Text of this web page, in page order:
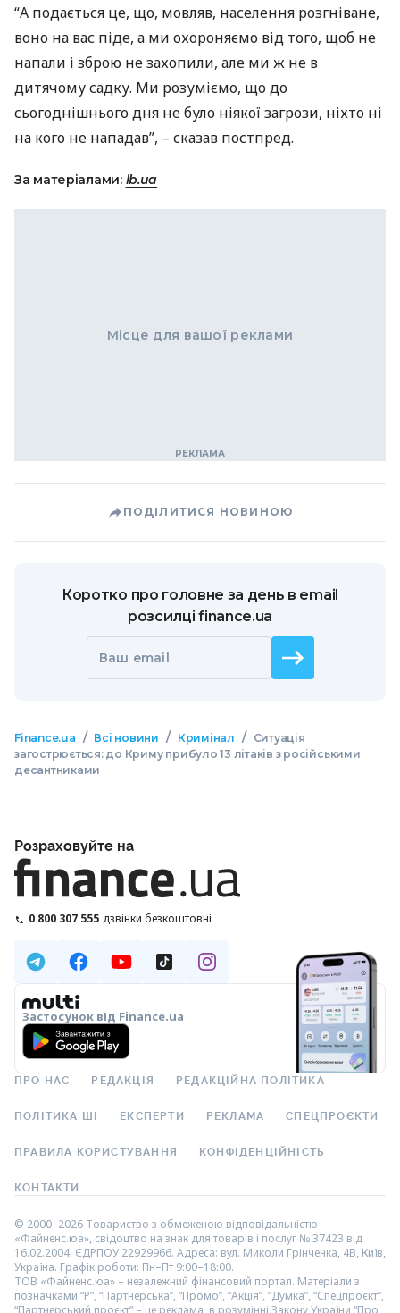
“А подається це, що, мовляв, населення розгніване,
воно на вас піде, а ми охороняємо від того, щоб не
напали і зброю не захопили, але ми ж не в
дитячому садку. Ми розуміємо, що до
сьогоднішнього дня не було ніякої загрози, ніхто ні
на кого не нападав”, – сказав постпред.
За матеріалами: lb.ua
Місце для вашої реклами
ПОДІЛИТИСЯ НОВИНОЮ
Коротко про головне за день в email
розсилці finance.ua
Ваш email
Finance.ua / Всі новини / Кримінал /
Ситуація
загострюється: до Криму прибуло 13 літаків з російськими
десантниками
Розраховуйте на
0 800 307 555 дзвінки безкоштовні
Застосунок від Finance.ua
ПРО НАС РЕДАКЦІЯ РЕДАКЦІЙНА ПОЛІТИКА
ПОЛІТИКА ШІ ЕКСПЕРТИ РЕКЛАМА СПЕЦПРОЄКТИ
ПРАВИЛА КОРИСТУВАННЯ КОНФІДЕНЦІЙНІСТЬ
КОНТАКТИ
© 2000–2026 Товариство з обмеженою відповідальністю
«Файненс.юа», свідоцтво на знак для товарів і послуг № 37423 від
16.02.2004, ЄДРПОУ 22929966. Адреса: вул. Миколи Грінченка, 4В, Київ,
Україна. Графік роботи: Пн–Пт 9:00–18:00.
ТОВ «Файненс.юа» – незалежний фінансовий портал. Матеріали з
позначками “Р”, “Партнерська”, “Промо”, “Акція”, “Думка”, “Спецпроєкт”,
“Партнерський проєкт” – це реклама, в розумінні Закону України “Про